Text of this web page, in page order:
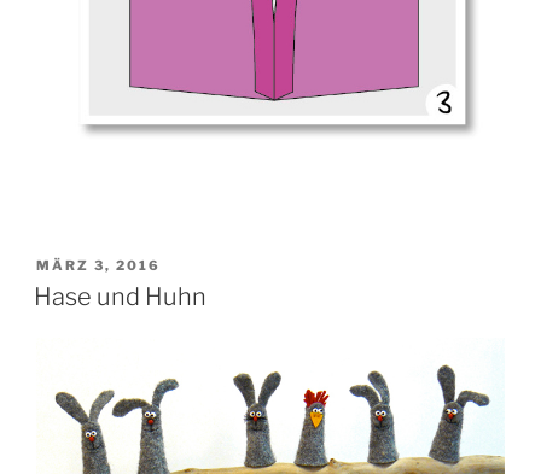
VERÖFFENTLICHT
AM
MÄRZ 3, 2016
Hase und Huhn